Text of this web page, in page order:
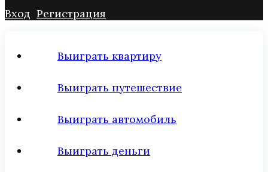
Вход Регистрация
Выиграть квартиру
Выиграть путешествие
Выиграть автомобиль
Выиграть деньги